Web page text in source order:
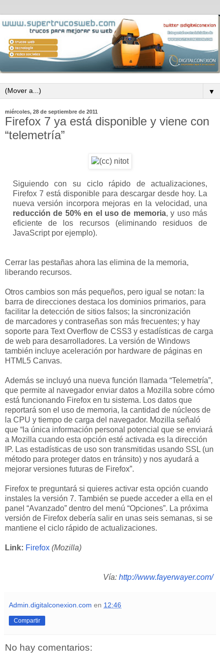
▼
miércoles, 28 de septiembre de 2011
Firefox 7 ya está disponible y viene con
“telemetría”
Siguiendo con su ciclo rápido de actualizaciones,
Firefox 7 está disponible para descargar desde hoy. La
nueva versión incorpora mejoras en la velocidad, una
reducción de 50% en el uso de memoria, y uso más
eficiente de los recursos (eliminando residuos de
JavaScript por ejemplo).
Cerrar las pestañas ahora las elimina de la memoria,
liberando recursos.
Otros cambios son más pequeños, pero igual se notan: la
barra de direcciones destaca los dominios primarios, para
facilitar la detección de sitios falsos; la sincronización
de marcadores y contraseñas son más frecuentes; y hay
soporte para Text Overflow de CSS3 y estadísticas de carga
de web para desarrolladores. La versión de Windows
también incluye aceleración por hardware de páginas en
HTML5 Canvas.
Además se incluyó una nueva función llamada “Telemetría”,
que permite al navegador enviar datos a Mozilla sobre cómo
está funcionando Firefox en tu sistema. Los datos que
reportará son el uso de memoria, la cantidad de núcleos de
la CPU y tiempo de carga del navegador. Mozilla señaló
que “la única información personal potencial que se enviará
a Mozilla cuando esta opción esté activada es la dirección
IP. Las estadísticas de uso son transmitidas usando SSL (un
método para proteger datos en tránsito) y nos ayudará a
mejorar versiones futuras de Firefox”.
Firefox te preguntará si quieres activar esta opción cuando
instales la versión 7. También se puede acceder a ella en el
panel “Avanzado” dentro del menú “Opciones”. La próxima
versión de Firefox debería salir en unas seis semanas, si se
mantiene el ciclo rápido de actualizaciones.
Link: Firefox (Mozilla)
Vía: http://www.fayerwayer.com/
Admin.digitalconexion.com en 12:46
Compartir
No hay comentarios: